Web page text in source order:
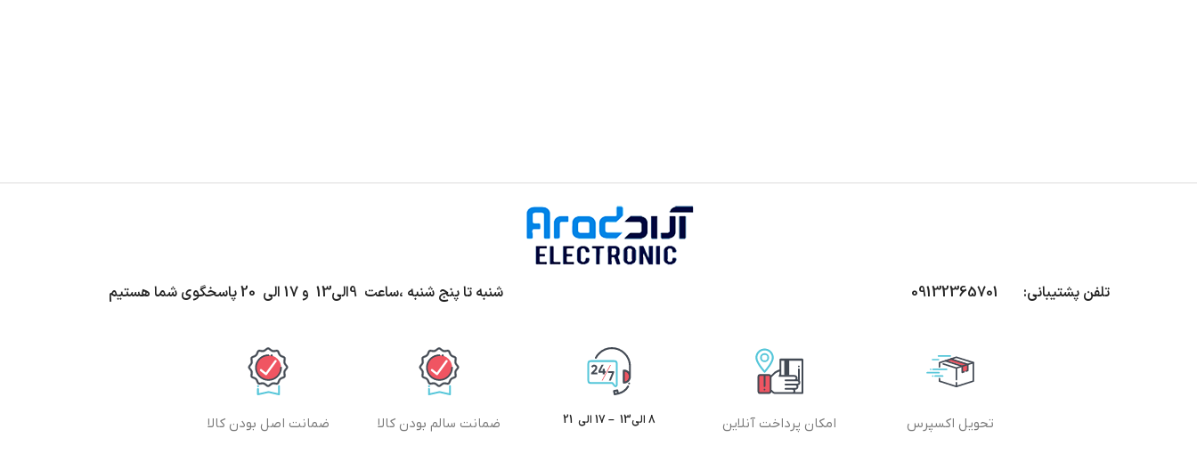
تلفن پشتیبانی: 09132365701 شنبه تا پنج شنبه ،ساعت 9الی13 و 17 الی 20 پاسخگوی شما هستیم
تحویل اکسپرس امکان پرداخت آنلاین 8 الی13 – 17 الی 21 ضمانت سالم بودن کالا ضمانت اصل بودن کالا